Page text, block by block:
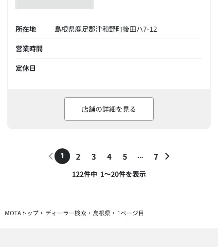
所在地
島根県鹿足郡津和野町後田ハ7-12
営業時間
定休日
店舗の詳細を見る
1 2 3 4 5 … 7
122件中 1～20件を表示
MOTAトップ ディーラー検索 島根県 1ページ目